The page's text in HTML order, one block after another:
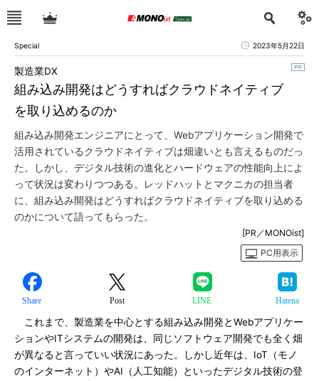
Special 2023年5月22日
組み込み開発はどうすればクラウドネイティブ
を取り込めるのか
製造業DX
組み込み開発エンジニアにとって、Webアプリケーション開発で
活用されているクラウドネイティブは畑違いとも言えるものだっ
た。しかし、デジタル技術の進化とハードウェアの性能向上によ
って状況は変わりつつある。レッドハットとマクニカの担当者
に、組み込み開発はどうすればクラウドネイティブを取り込める
のかについて語ってもらった。
[PR／MONOist]
PC用表示
Share Post LINE Hatena
これまで、製造業を中心とする組み込み開発とWebアプリケー
ションやITシステムの開発は、同じソフトウェア開発でも全く畑
が異なると言っていい状況にあった。しかし近年は、IoT（モノ
のインターネット）やAI（人工知能）といったデジタル技術の登